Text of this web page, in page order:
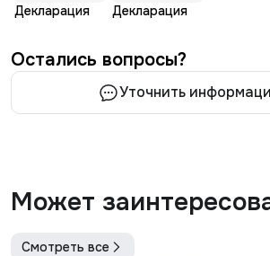
Декларация Декларация
Остались вопросы?
Уточнить
Может
Смотреть все